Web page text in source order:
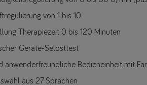
von 1 bis 10
Therapiezeit 0 bis 120 Minuten
Geräte-Selbsttest
anwenderfreundliche Bedieneinheit mit
aus 27 Sprachen